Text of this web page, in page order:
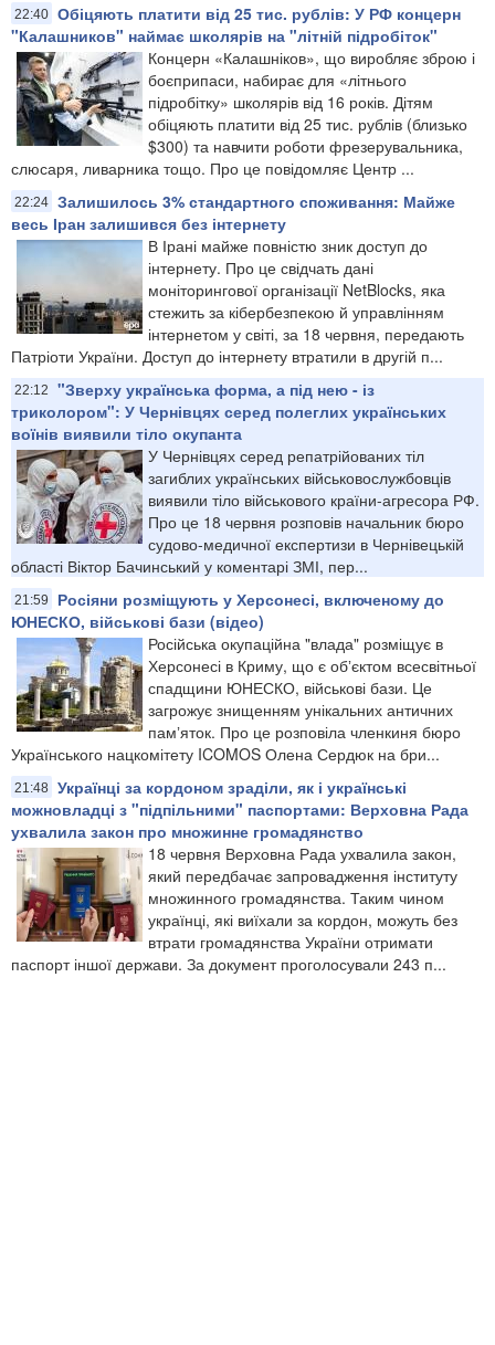
22:40 Обіцяють платити від 25 тис. рублів: У РФ концерн
"Калашников" наймає школярів на "літній підробіток"
Концерн «Калашніков», що виробляє зброю і
боєприпаси, набирає для «літнього
підробітку» школярів від 16 років. Дітям
обіцяють платити від 25 тис. рублів (близько
$300) та навчити роботи фрезерувальника,
слюсаря, ливарника тощо. Про це повідомляє Центр ...
22:24 Залишилось 3% стандартного споживання: Майже
весь Іран залишився без інтернету
В Ірані майже повністю зник доступ до
інтернету. Про це свідчать дані
моніторингової організації NetBlocks, яка
стежить за кібербезпекою й управлінням
інтернетом у світі, за 18 червня, передають
Патріоти України. Доступ до інтернету втратили в другій п...
22:12
"Зверху українська форма, а під нею - із
триколором": У Чернівцях серед полеглих українських
воїнів виявили тіло окупанта
У Чернівцях серед репатрійованих тіл
загиблих українських військовослужбовців
виявили тіло військового країни-агресора РФ.
Про це 18 червня розповів начальник бюро
судово-медичної експертизи в Чернівецькій
області Віктор Бачинський у коментарі ЗМІ, пер...
21:59
Росіяни розміщують у Херсонесі, включеному до
ЮНЕСКО, військові бази (відео)
Російська окупаційна "влада" розміщує в
Херсонесі в Криму, що є обʼєктом всесвітньої
спадщини ЮНЕСКО, військові бази. Це
загрожує знищенням унікальних античних
памʼяток. Про це розповіла членкиня бюро
Українського нацкомітету ICOMOS Олена Сердюк на бри...
21:48 Українці за кордоном зраділи, як і українські
можновладці з "підпільними" паспортами: Верховна Рада
ухвалила закон про множинне громадянство
18 червня Верховна Рада ухвалила закон,
який передбачає запровадження інституту
множинного громадянства. Таким чином
українці, які виїхали за кордон, можуть без
втрати громадянства України отримати
паспорт іншої держави. За документ проголосували 243 п...